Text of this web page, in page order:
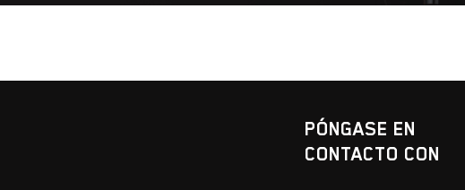
PÓNGASE EN
CONTACTO CON